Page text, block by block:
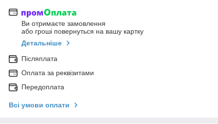
Ви отримаєте замовлення
або гроші повернуться на вашу картку
Детальніше
Післяплата
Оплата за реквізитами
Передоплата
Всі умови оплати